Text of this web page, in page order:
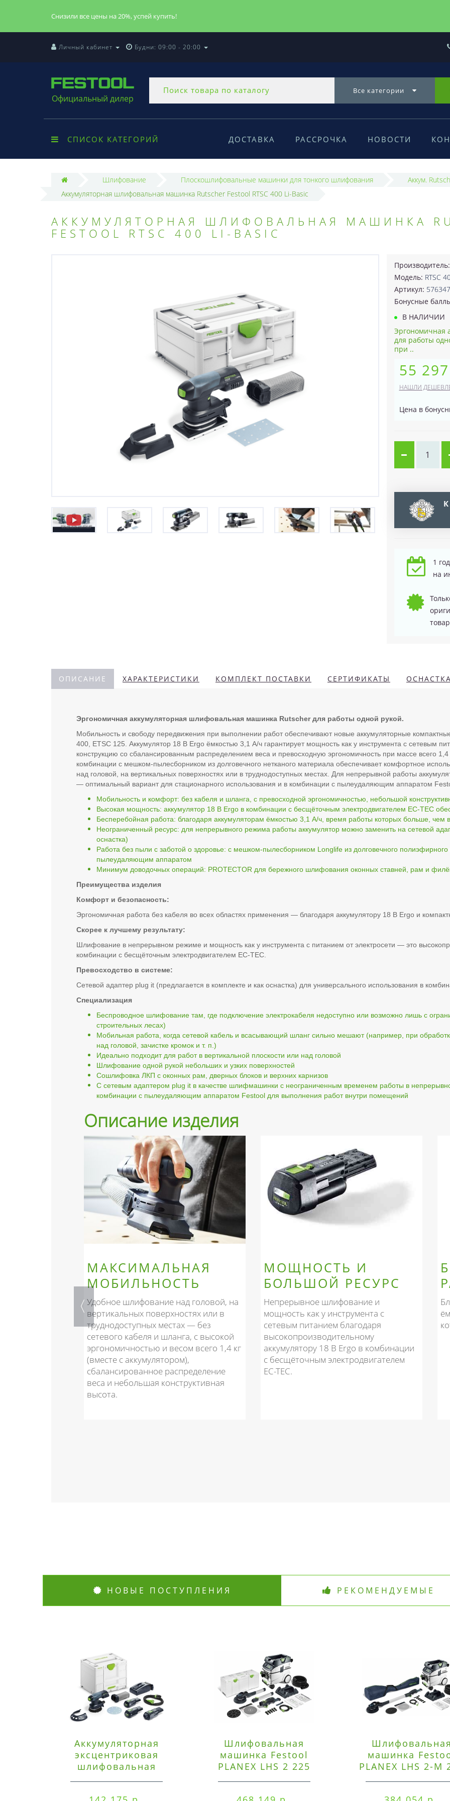
Снизили все цены на 20%, успей купить!
Личный кабинет Будни: 09:00 - 20:00
Официальный дилер
Все категории
СПИСОК КАТЕГОРИЙ ДОСТАВКА РАССРОЧКА НОВОСТИ
Шлифование Плоскошлифовальные машинки для тонкого шлифования
Аккум.
Аккумуляторная шлифовальная машинка Rutscher Festool RTSC 400 Li-Basic
АККУМУЛЯТОРНАЯ ШЛИФОВАЛЬНАЯ МАШИНКА
FESTOOL RTSC 400 LI-BASIC
Производитель:
Модель: RTSC
Артикул: 576347
Бонусные
В НАЛИЧИИ
Эргономичная
для работы
при ..
55
НАШЛИ
Цена в
1
на
ОПИСАНИЕ ХАРАКТЕРИСТИКИ КОМПЛЕКТ ПОСТАВКИ СЕРТИФИКАТЫ ОСНАСТКА
Эргономичная аккумуляторная шлифовальная машинка Rutscher для работы одной рукой.
Мобильность и свободу передвижения при выполнении работ обеспечивают новые аккумуляторные
400, ETSC 125. Аккумулятор 18 В Ergo ёмкостью 3,1 А/ч гарантирует мощность как у инструмента с сетевым
конструкцию со сбалансированным распределением веса и превосходную эргономичность при массе всего
комбинации с мешком-пылесборником из долговечного нетканого материала обеспечивает комфортное
над головой, на вертикальных поверхностях или в труднодоступных местах. Для непрерывной работы
— оптимальный вариант для стационарного использования и в комбинации с пылеудаляющим аппаратом
Мобильность и комфорт: без кабеля и шланга, с превосходной эргономичностью, небольшой
Высокая мощность: аккумулятор 18 В Ergo в комбинации с бесщёточным электродвигателем EC-TEC
Бесперебойная работа: благодаря аккумуляторам ёмкостью 3,1 А/ч, время работы которых больше, чем
Неограниченный ресурс: для непрерывного режима работы аккумулятор можно заменить на сетевой
оснастка)
Работа без пыли с заботой о здоровье: с мешком-пылесборником Longlife из долговечного
пылеудаляющим аппаратом
Минимум доводочных операций: PROTECTOR для бережного шлифования оконных ставней, рам и
Преимущества изделия
Комфорт и безопасность:
Эргономичная работа без кабеля во всех областях применения — благодаря аккумулятору 18 В Ergo и
Скорее к лучшему результату:
Шлифование в непрерывном режиме и мощность как у инструмента с питанием от электросети — это
комбинации с бесщёточным электродвигателем EC-TEC.
Превосходство в системе:
Сетевой адаптер plug it (предлагается в комплекте и как оснастка) для универсального использования в
Специализация
Беспроводное шлифование там, где подключение электрокабеля недоступно или возможно лишь с
строительных лесах)
Мобильная работа, когда сетевой кабель и всасывающий шланг сильно мешают (например, при
над головой, зачистке кромок и т. п.)
Идеально подходит для работ в вертикальной плоскости или над головой
Шлифование одной рукой небольших и узких поверхностей
Сошлифовка ЛКП с оконных рам, дверных блоков и верхних карнизов
С сетевым адаптером plug it в качестве шлифмашинки с неограниченным временем работы в
комбинации с пылеудаляющим аппаратом Festool для выполнения работ внутри помещений
Описание изделия
МАКСИМАЛЬНАЯ
МОБИЛЬНОСТЬ
Удобное шлифование над головой, на
вертикальных поверхностях или в
труднодоступных местах — без
сетевого кабеля и шланга, с высокой
эргономичностью и весом всего 1,4 кг
(вместе с аккумулятором),
сбалансированное распределение
веса и небольшая конструктивная
высота.
МОЩНОСТЬ И
БОЛЬШОЙ РЕСУРС
Непрерывное шлифование и
мощность как у инструмента с
сетевым питанием благодаря
высокопроизводительному
аккумулятору 18 В Ergo в комбинации
с бесщёточным электродвигателем
EC-TEC.
НОВЫЕ ПОСТУПЛЕНИЯ РЕКОМЕНДУЕМЫЕ
Аккумуляторная
эксцентриковая
шлифовальная
Шлифовальная
машинка Festool
PLANEX LHS 2 225
Шлифовальная
машинка
PLANEX LHS 2-M